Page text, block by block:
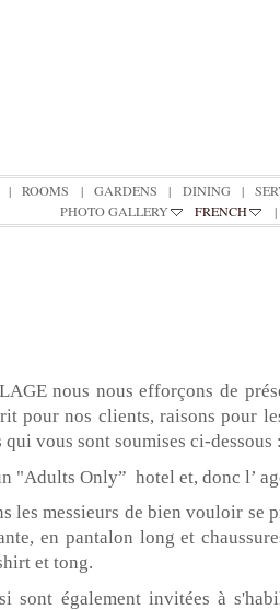
| ROOMS | GARDENS | DINING |
PHOTO GALLERY
FRENCH |
nous nous efforçons de
pour nos clients, raisons pour
qui vous sont soumises ci-dessous
"Adults Only” hotel et, donc l’
les messieurs de bien vouloir se
en pantalon long et
et tong.
sont également invitées à